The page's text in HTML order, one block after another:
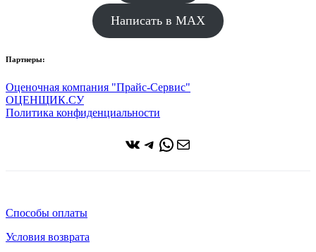
Написать в MAX
Партнеры:
Оценочная компания "Прайс-Сервис"
ОЦЕНЩИК.СУ
Политика конфиденциальности
ВКонтакте
Telegram
WhatsApp
Почта
Способы оплаты
Условия возврата